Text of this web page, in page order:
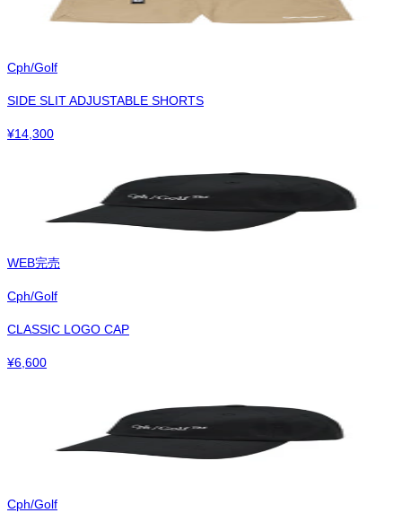
Cph/Golf
SIDE SLIT ADJUSTABLE SHORTS
¥14,300
WEB完売
Cph/Golf
CLASSIC LOGO CAP
¥6,600
Cph/Golf